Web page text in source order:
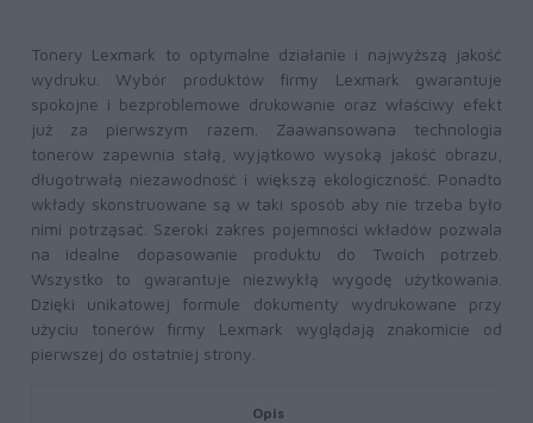
Tonery Lexmark to optymalne działanie i najwyższą jakość
wydruku. Wybór produktów firmy Lexmark gwarantuje
spokojne i bezproblemowe drukowanie oraz właściwy efekt
już za pierwszym razem. Zaawansowana technologia
tonerów zapewnia stałą, wyjątkowo wysoką jakość obrazu,
długotrwałą niezawodność i większą ekologiczność. Ponadto
wkłady skonstruowane są w taki sposób aby nie trzeba było
nimi potrząsać. Szeroki zakres pojemności wkładów pozwala
na idealne dopasowanie produktu do Twoich potrzeb.
Wszystko to gwarantuje niezwykłą wygodę użytkowania.
Dzięki unikatowej formule dokumenty wydrukowane przy
użyciu tonerów firmy Lexmark wyglądają znakomicie od
pierwszej do ostatniej strony.
Opis